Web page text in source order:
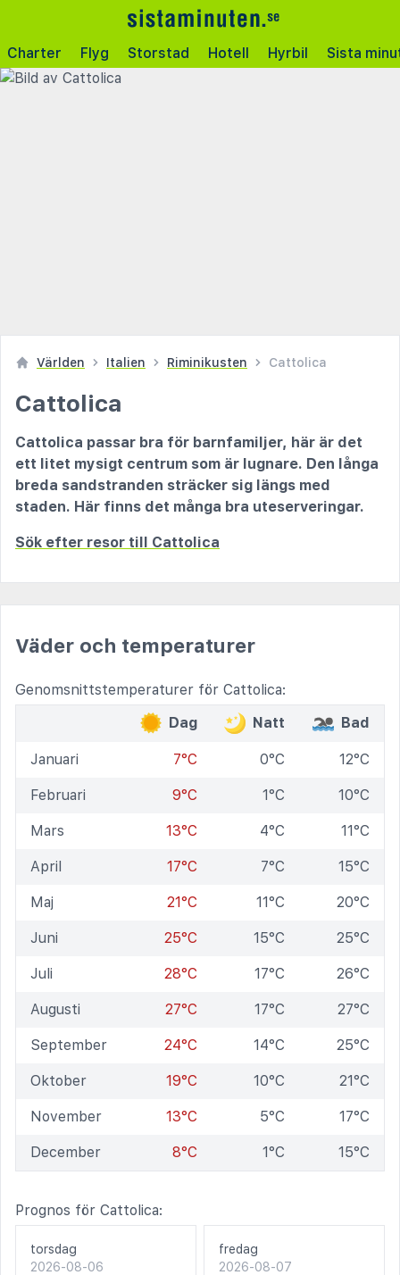
Charter Flyg Storstad Hotell Hyrbil Sista
Världen Italien Riminikusten Cattolica
Cattolica
Cattolica passar bra för barnfamiljer, här är det
ett litet mysigt centrum som är lugnare. Den långa
breda sandstranden sträcker sig längs med
staden. Här finns det många bra uteserveringar.
Sök efter resor till Cattolica
Väder och temperaturer
Genomsnittstemperaturer för Cattolica:
Dag
Natt Bad
Januari 7°C 0°C 12°C
Februari 9°C 1°C 10°C
Mars 13°C 4°C 11°C
April 17°C 7°C 15°C
Maj 21°C 11°C 20°C
Juni 25°C 15°C 25°C
Juli 28°C 17°C 26°C
Augusti 27°C 17°C 27°C
September 24°C 14°C 25°C
Oktober 19°C 10°C 21°C
November 13°C 5°C 17°C
December 8°C 1°C 15°C
Prognos för Cattolica:
torsdag
2026-08-06
fredag
2026-08-07